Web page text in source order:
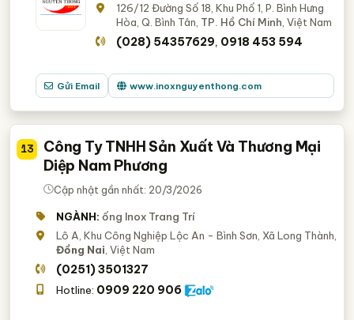
126/12 Đường Số 18, Khu Phố 1, P. Bình Hưng
Hòa, Q. Bình Tân, TP. Hồ Chí Minh , Việt Nam
(028) 54357629, 0918 453 594
Gửi Email www.inoxnguyenthong.com
13
Công Ty TNHH Sản Xuất Và Thương Mại
Diệp Nam Phương
Cập nhật gần nhất: 20/3/2026
NGÀNH: ống Inox Trang Trí
Lô A, Khu Công Nghiệp Lộc An - Bình Sơn, Xã Long Thành,
Đồng Nai , Việt Nam
(0251) 3501327
Hotline: 0909 220 906